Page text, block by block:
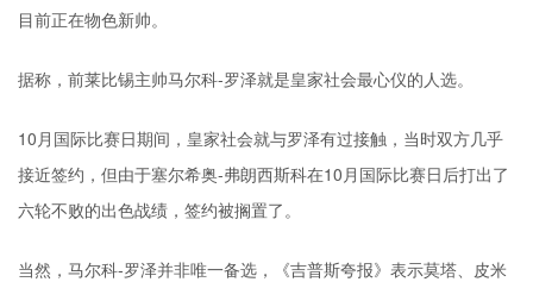
目前正在物色新帅。
据称，前莱比锡主帅马尔科-罗泽就是皇家社会最心仪的人选。
10月国际比赛日期间，皇家社会就与罗泽有过接触，当时双方几乎
接近签约，但由于塞尔希奥-弗朗西斯科在10月国际比赛日后打出了
六轮不败的出色战绩，签约被搁置了。
当然，马尔科-罗泽并非唯一备选，《吉普斯夸报》表示莫塔、皮米